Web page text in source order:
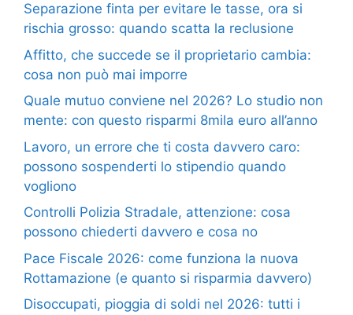
Separazione finta per evitare le tasse, ora si
rischia grosso: quando scatta la reclusione
Affitto, che succede se il proprietario cambia:
cosa non può mai imporre
Quale mutuo conviene nel 2026? Lo studio non
mente: con questo risparmi 8mila euro all’anno
Lavoro, un errore che ti costa davvero caro:
possono sospenderti lo stipendio quando
vogliono
Controlli Polizia Stradale, attenzione: cosa
possono chiederti davvero e cosa no
Pace Fiscale 2026: come funziona la nuova
Rottamazione (e quanto si risparmia davvero)
Disoccupati, pioggia di soldi nel 2026: tutti i